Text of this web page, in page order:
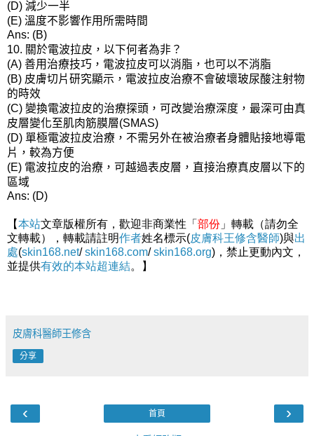
(D) 減少一半
(E) 溫度不影響作用所需時間
Ans: (B)
10. 關於電波拉皮，以下何者為非？
(A) 善用治療技巧，電波拉皮可以消脂，也可以不消脂
(B) 皮膚切片研究顯示，電波拉皮治療不會破壞玻尿酸注射物
的時效
(C) 變換電波拉皮的治療探頭，可改變治療深度，最深可由真
皮層變化至肌肉筋膜層(SMAS)
(D) 單極電波拉皮治療，不需另外在被治療者身體貼接地導電
片，較為方便
(E) 電波拉皮的治療，可越過表皮層，直接治療真皮層以下的
區域
Ans: (D)
【本站文章版權所有，歡迎非商業性「 部份 」轉載（請勿全
文轉載），轉載請註明作者姓名標示(皮膚科王修含醫師)與出
處(skin168.net/skin168.com/skin168.org)，禁止更動內文，
並提供有效的本站超連結。】
皮膚科醫師王修含
分享
‹ ›
首頁